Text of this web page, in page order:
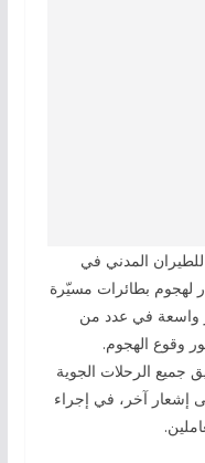
المدني في
لهجوم بطائرات مسيّرة
واسعة في عدد من
وقوع الهجوم.
جميع الرحلات الجوية
إشعار آخر، في إجراء